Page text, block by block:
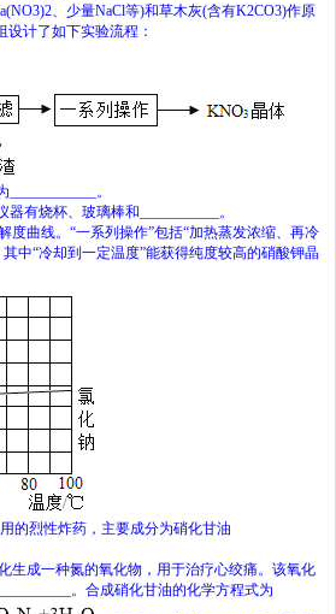
3)2 、少量NaCl等)和草木灰(含有K2CO3)作原
设计了如下实验流程：
。
器有烧杯、玻璃棒和
。
度曲线。 “一系列操作”包括“加热蒸发浓缩、再冷
中“冷却到一定温度”能获得纯度较高的硝酸钾晶
的烈性炸药，主要成分为硝化甘油
生成一种氮的氧化物，用于治疗心绞痛。该氧化
。合成硝化甘油的化学方程式为